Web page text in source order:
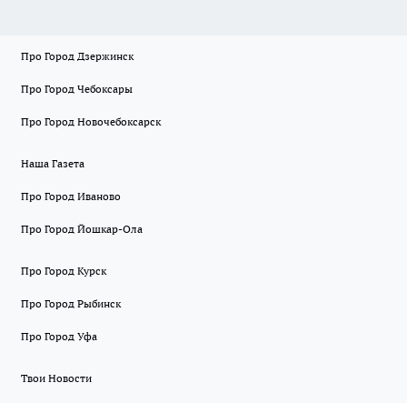
Про Город Дзержинск
Про Город Чебоксары
Про Город Новочебоксарск
Наша Газета
Про Город Иваново
Про Город Йошкар-Ола
Про Город Курск
Про Город Рыбинск
Про Город Уфа
Твои Новости